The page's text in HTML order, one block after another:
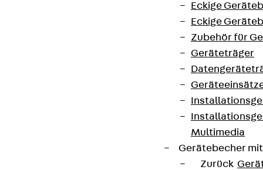
Eckige
Eckige
Zubehör für
Geräteträger
Multimedia
Gerätebecher
Zurück